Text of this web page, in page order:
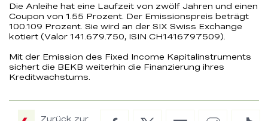
Die Anleihe hat eine Laufzeit von zwölf Jahren und einen
Coupon von 1.55 Prozent. Der Emissionspreis beträgt
100.109 Prozent. Sie wird an der SIX Swiss Exchange
kotiert (Valor 141.679.750, ISIN CH1416797509).
Mit der Emission des Fixed Income Kapitalinstruments
sichert die BEKB weiterhin die Finanzierung ihres
Kreditwachstums.
Zurück zur